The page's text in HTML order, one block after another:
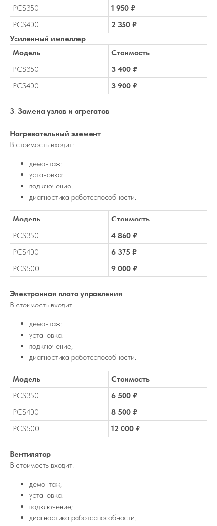
PCS350
1 950 ₽
PCS400
2 350 ₽
Усиленный импеллер
Модель
Стоимость
PCS350
3 400 ₽
PCS400
3 900 ₽
3. Замена узлов и агрегатов
Нагревательный элемент
В стоимость входит:
демонтаж;
установка;
подключение;
диагностика работоспособности.
Модель
Стоимость
PCS350
4 860 ₽
PCS400
6 375 ₽
PCS500
9 000 ₽
Электронная плата управления
В стоимость входит:
демонтаж;
установка;
подключение;
диагностика работоспособности.
Модель
Стоимость
PCS350
6 500 ₽
PCS400
8 500 ₽
PCS500
12 000 ₽
Вентилятор
В стоимость входит:
демонтаж;
установка;
подключение;
диагностика работоспособности.